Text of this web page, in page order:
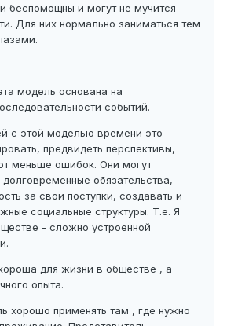
беспомощны и могут не мучится
Для них нормально заниматься тем
модель основана на
событий.
с этой моделью времени это
предвидеть перспективы,
меньше ошибок. Они могут
обязательства,
за свои поступки, создавать и
социальные структуры. Т.е. Я
- сложно устроенной
для жизни в обществе , а
опыта.
хорошо применять там , где нужно